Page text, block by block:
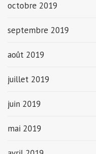
octobre 2019
septembre 2019
août 2019
juillet 2019
juin 2019
mai 2019